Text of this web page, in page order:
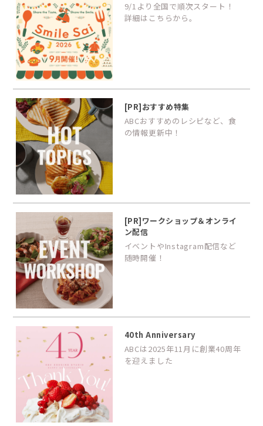
9/1より全国で順次スタート！
詳細はこちらから。
[PR]おすすめ特集
ABCおすすめのレシピなど、食
の情報更新中！
[PR]ワークショップ＆オンライ
ン配信
イベントやInstagram配信など
随時開催！
40th Anniversary
ABCは2025年11月に創業40周年
を迎えました